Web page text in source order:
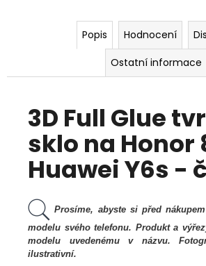
Popis Hodnocení
Ostatní informace
3D Full Glue
sklo na Honor
Huawei Y6s -
Prosíme, abyste si před
modelu svého telefonu. Produkt a
modelu uvedenému v názvu.
ilustrativní.